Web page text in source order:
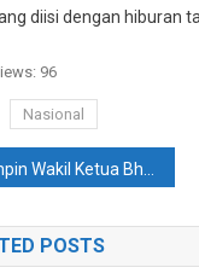
diisi dengan hiburan
96
Nasional
Cabang Konsel , Anggota Bhayangkari Lakukan Pemeliharaan P2L
POSTS